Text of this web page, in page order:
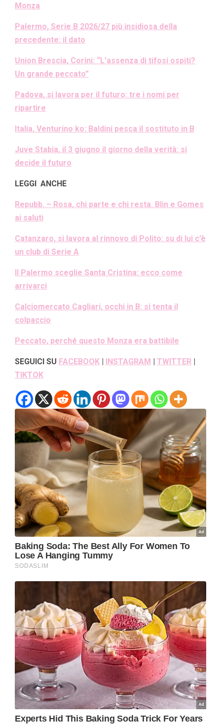
Monza
Palermo, Serie B 2026/27 più insidiosa della
precedente: il dato
Union Brescia, Corini: “L’assenza di tifosi ospiti?
Un grande peccato”
Padova, si lavora per il futuro: tre i nomi per
ripartire
Italia, Venturino ko: Baldini pesca il sostituto in B
Juve Stabia, il 3 giugno il giorno della verità: si
decide il futuro
LEGGI ANCHE
Repubb. – Rosa, chi parte e chi resta. Blin e Gomes
ai saluti
Catanzaro, si lavora al rinnovo di Polito: su di lui c’è
un club di Serie A
Il Palermo sceglie Santa Cristina: ecco come
arrivarci
Calciomercato Cagliari, occhi in B: si tenta il
colpaccio
Peccato, perché questo Monza era battibile
SEGUICI SU FACEBOOK INSTAGRAM TWITTER
TIKTOK